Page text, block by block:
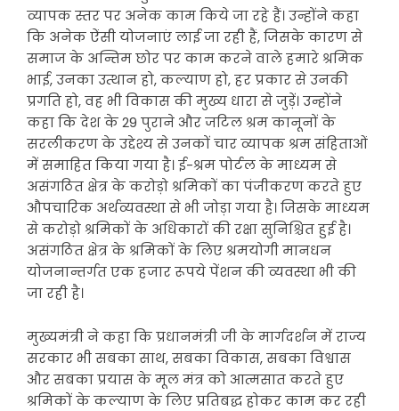
व्यापक स्तर पर अनेक काम किये जा रहे हैं। उन्होंने कहा
कि अनेक ऐंसी योजनाएं लाई जा रही हैं, जिसके कारण से
समाज के अन्तिम छोर पर काम करने वाले हमारे श्रमिक
भाई, उनका उत्थान हो, कल्याण हो, हर प्रकार से उनकी
प्रगति हो, वह भी विकास की मुख्य धारा से जुड़ें। उन्होंने
कहा कि देश के 29 पुराने और जटिल श्रम कानूनों के
सरलीकरण के उद्देश्य से उनकों चार व्यापक श्रम संहिताओं
में समाहित किया गया है। ई-श्रम पोर्टल के माध्यम से
असंगठित क्षेत्र के करोड़ो श्रमिकों का पंजीकरण करते हुए
औपचारिक अर्थव्यवस्था से भी जोड़ा गया है। जिसके माध्यम
से करोड़ो श्रमिकों के अधिकारों की रक्षा सुनिश्चित हुई है।
असंगठित क्षेत्र के श्रमिकों के लिए श्रमयोगी मानधन
योजनान्तर्गत एक हजार रूपये पेंशन की व्यवस्था भी की
जा रही है।
मुख्यमंत्री ने कहा कि प्रधानमंत्री जी के मार्गदर्शन में राज्य
सरकार भी सबका साथ, सबका विकास, सबका विश्वास
और सबका प्रयास के मूल मंत्र को आत्मसात करते हुए
श्रमिकों के कल्याण के लिए प्रतिबद्ध होकर काम कर रही